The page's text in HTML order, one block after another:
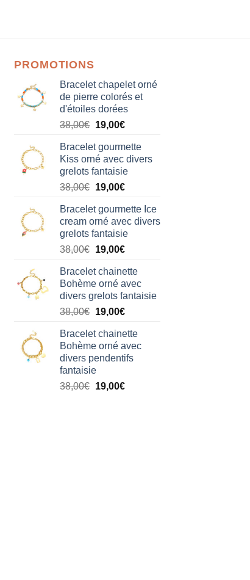
PROMOTIONS
Bracelet chapelet orné
de pierre colorés et
d'étoiles dorées
38,00€ Le
initial
était :
38,00€.
19,00€Le
actuel
est :
19,00€.
Bracelet gourmette
Kiss orné avec divers
grelots fantaisie
38,00€ Le
initial
était :
38,00€.
19,00€Le
actuel
est :
19,00€.
Bracelet gourmette Ice
cream orné avec divers
grelots fantaisie
38,00€ Le
initial
était :
38,00€.
19,00€Le
actuel
est :
19,00€.
Bracelet chainette
Bohème orné avec
divers grelots fantaisie
38,00€ Le
initial
était :
38,00€.
19,00€Le
actuel
est :
19,00€.
Bracelet chainette
Bohème orné avec
divers pendentifs
fantaisie
38,00€ Le
19,00€Le